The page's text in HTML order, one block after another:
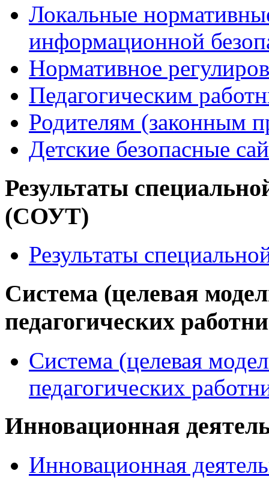
Локальные
информационной
Нормативное
Педагогическим
Родителям (законным
Детские безопасные
Результаты
(СОУТ)
Результаты
Система (целевая
педагогических
Система (целевая
педагогических
Инновационная
Инновационная